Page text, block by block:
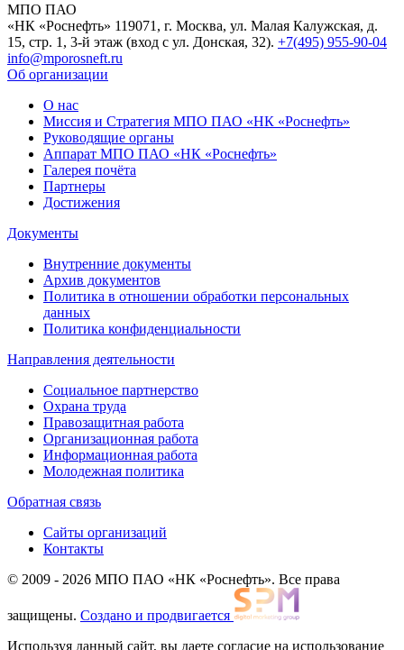
МПО ПАО
«НК «Роснефть» 119071, г. Москва, ул. Малая Калужская, д.
15, стр. 1, 3-й этаж (вход с ул. Донская, 32). +7(495) 955-90-04
info@mporosneft.ru
Об организации
О нас
Миссия и Стратегия МПО ПАО «НК «Роснефть»
Руководящие органы
Аппарат МПО ПАО «НК «Роснефть»
Галерея почёта
Партнеры
Достижения
Документы
Внутренние документы
Архив документов
Политика в отношении обработки персональных
данных
Политика конфиденциальности
Направления деятельности
Социальное партнерство
Охрана труда
Правозащитная работа
Организационная работа
Информационная работа
Молодежная политика
Обратная связь
Сайты организаций
Контакты
© 2009 - 2026 МПО ПАО «НК «Роснефть». Все права
защищены. Создано и продвигается
Используя данный сайт, вы даете согласие на использование